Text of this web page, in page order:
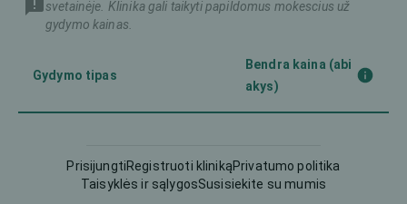
svetainėje. Klinika gali taikyti papildomus mokescius už
gydymo kainas.
Gydymo tipas
Bendra kaina (abi
akys)
PrisijungtiRegistruoti klinikąPrivatumo politika
Taisyklės ir sąlygosSusisiekite su mumis